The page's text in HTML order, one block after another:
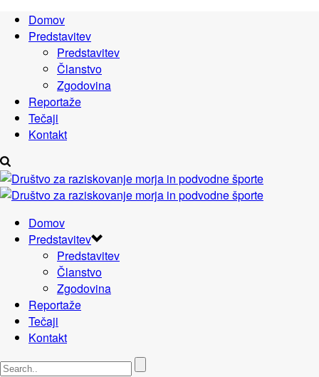
Domov
Predstavitev
Predstavitev
Članstvo
Zgodovina
Reportaže
Tečaji
Kontakt
Domov
Predstavitev
Predstavitev
Članstvo
Zgodovina
Reportaže
Tečaji
Kontakt